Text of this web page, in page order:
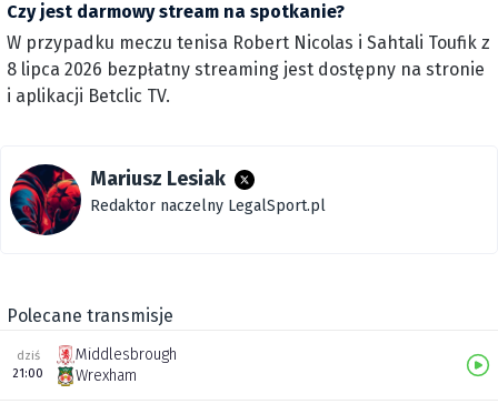
Czy jest darmowy stream na spotkanie?
W przypadku meczu tenisa Robert Nicolas i Sahtali Toufik z
8 lipca 2026 bezpłatny streaming jest dostępny na stronie
i aplikacji Betclic TV.
Mariusz Lesiak
Redaktor naczelny LegalSport.pl
Polecane transmisje
dziś
21:00
Middlesbrough
Wrexham